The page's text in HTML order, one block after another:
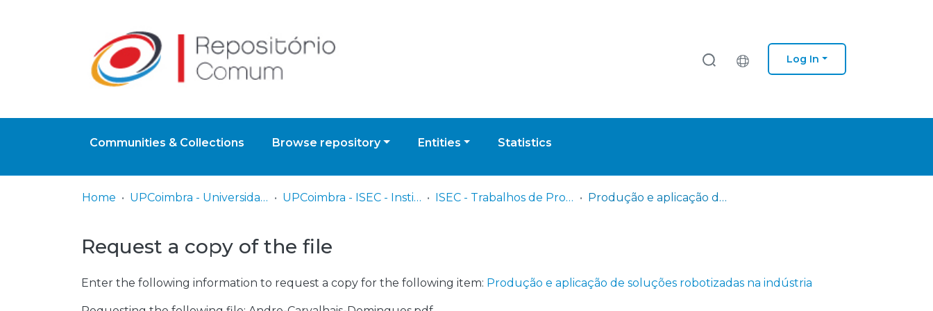
Log In
Communities & Collections Browse repository Entities Statistics
Home UPCoimbra - Universidade Politécnica de Coimbra UPCoimbra - ISEC - Instituto Superior de Engenharia de Coimbra ISEC - Trabalhos de Projeto | Relatórios de Estágio | Projetos de Investigação Produção e aplicação de soluções robotizadas na indústria
Request a copy of the file
Enter the following information to request a copy for the following item: Produção e aplicação de soluções robotizadas na indústria